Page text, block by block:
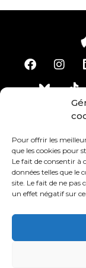
Pour offrir les
que les cookies pour
Le fait de consentir à
données telles que le
site. Le fait de ne
un effet négatif sur